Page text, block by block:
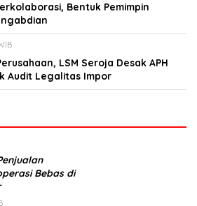
Bentuk Pemimpin
LSM Seroja Desak APH
Audit Legalitas Impor
Bebas di